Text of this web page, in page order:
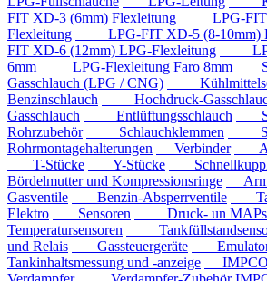
FIT XD-3 (6mm) Flexleitung
LPG-FIT
Flexleitung
LPG-FIT XD-5 (8-10mm)
FIT XD-6 (12mm) LPG-Flexleitung
6mm
LPG-Flexleitung Faro 8mm
Gasschlauch (LPG / CNG)
Benzinschlauch
Hochdruck-
Gasschlauch
Entlüftungsschlauch
Rohrzubehör
Schlauchklemmen
Rohrmontagehalterungen
Verbinder
T-Stücke
Y-Stücke
Bördelmutter und Kompressionsringe
Gasventile
Benzin-Absperrventile
Elektro
Sensoren
Druck- un
Temperatursensoren
und Relais
Gassteuergeräte
Tankinhaltsmessung und -anzeige